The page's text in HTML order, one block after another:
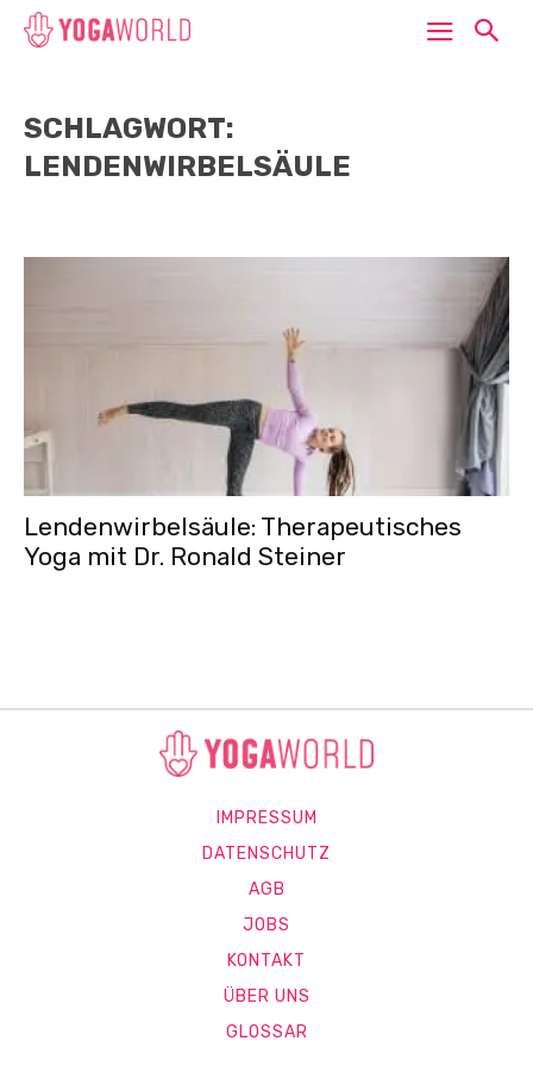
SCHLAGWORT:
LENDENWIRBELSÄULE
Lendenwirbelsäule: Therapeutisches
Yoga mit Dr. Ronald Steiner
IMPRESSUM
DATENSCHUTZ
AGB
JOBS
KONTAKT
ÜBER UNS
GLOSSAR